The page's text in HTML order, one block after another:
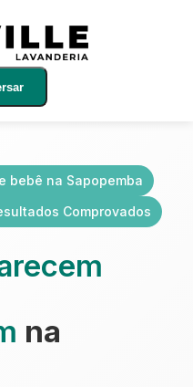
bebê na Sapopemba
Comprovados
na